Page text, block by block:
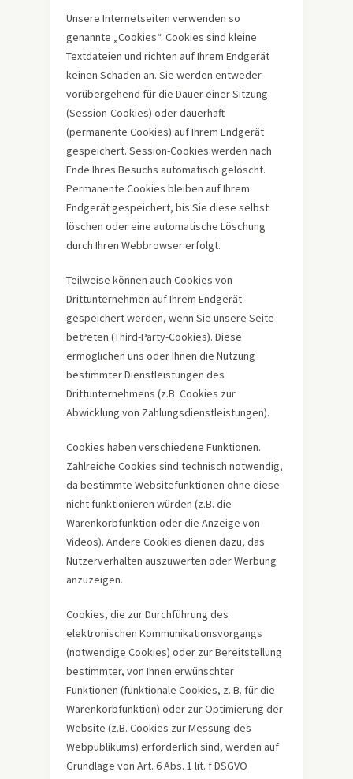
Unsere Internetseiten verwenden so
genannte „Cookies“. Cookies sind kleine
Textdateien und richten auf Ihrem Endgerät
keinen Schaden an. Sie werden entweder
vorübergehend für die Dauer einer Sitzung
(Session-Cookies) oder dauerhaft
(permanente Cookies) auf Ihrem Endgerät
gespeichert. Session-Cookies werden nach
Ende Ihres Besuchs automatisch gelöscht.
Permanente Cookies bleiben auf Ihrem
Endgerät gespeichert, bis Sie diese selbst
löschen oder eine automatische Löschung
durch Ihren Webbrowser erfolgt.
Teilweise können auch Cookies von
Drittunternehmen auf Ihrem Endgerät
gespeichert werden, wenn Sie unsere Seite
betreten (Third-Party-Cookies). Diese
ermöglichen uns oder Ihnen die Nutzung
bestimmter Dienstleistungen des
Drittunternehmens (z.B. Cookies zur
Abwicklung von Zahlungsdienstleistungen).
Cookies haben verschiedene Funktionen.
Zahlreiche Cookies sind technisch notwendig,
da bestimmte Websitefunktionen ohne diese
nicht funktionieren würden (z.B. die
Warenkorbfunktion oder die Anzeige von
Videos). Andere Cookies dienen dazu, das
Nutzerverhalten auszuwerten oder Werbung
anzuzeigen.
Cookies, die zur Durchführung des
elektronischen Kommunikationsvorgangs
(notwendige Cookies) oder zur Bereitstellung
bestimmter, von Ihnen erwünschter
Funktionen (funktionale Cookies, z. B. für die
Warenkorbfunktion) oder zur Optimierung der
Website (z.B. Cookies zur Messung des
Webpublikums) erforderlich sind, werden auf
Grundlage von Art. 6 Abs. 1 lit. f DSGVO